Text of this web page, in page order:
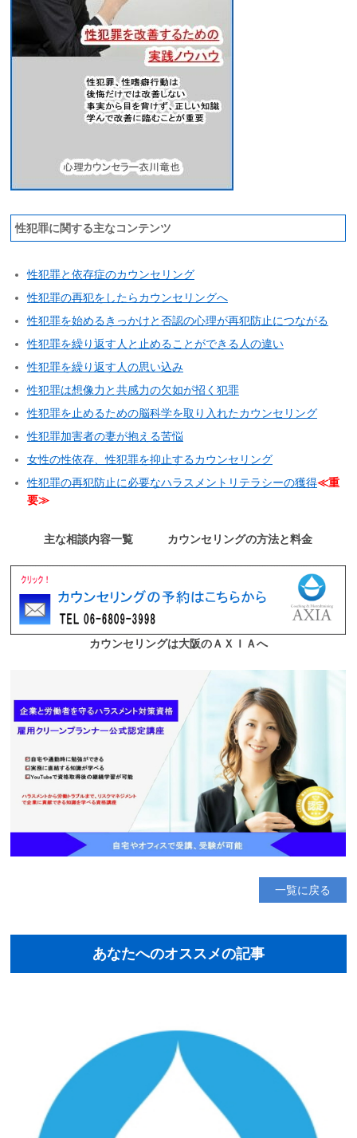
一覧に戻る
あなたへのオススメの記事